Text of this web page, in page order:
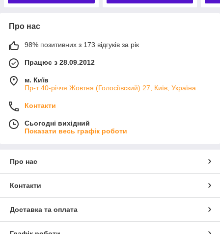
Про нас
98% позитивних з 173 відгуків за рік
Працює з 28.09.2012
м. Київ
Пр-т 40-річчя Жовтня (Голосіївский) 27, Київ, Україна
Контакти
Сьогодні вихідний
Показати весь графік роботи
Про нас
Контакти
Доставка та оплата